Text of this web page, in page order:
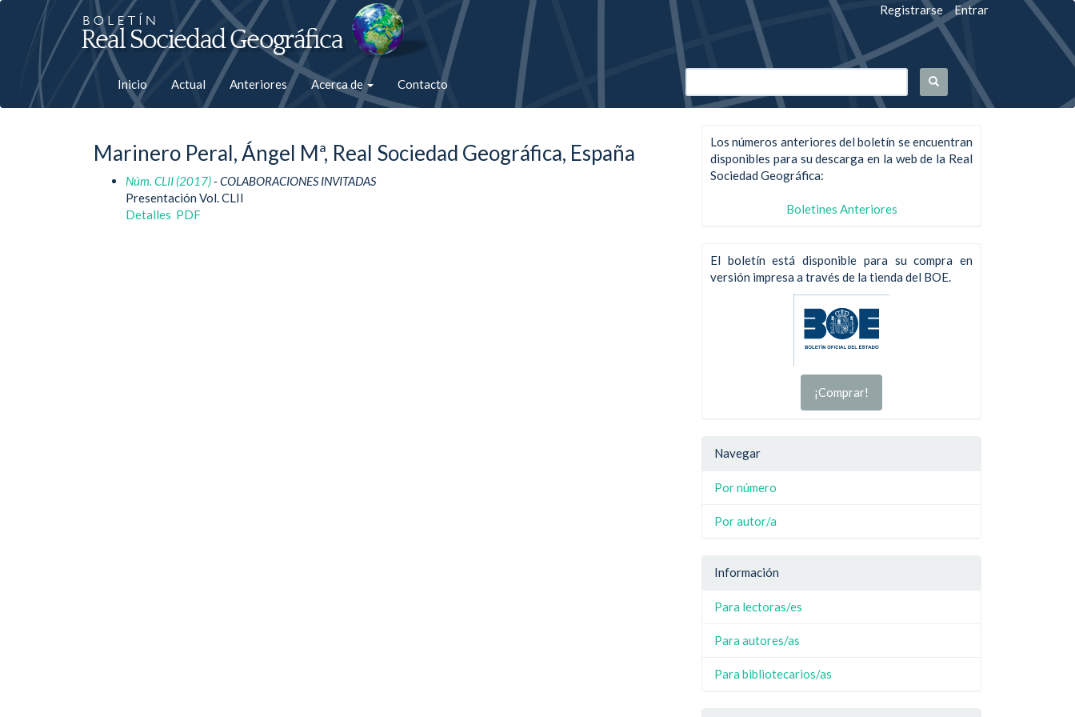
Salto
rápiso
la
Registrarse Entrar
Inicio Actual Anteriores Acerca de Contacto
Marinero Peral, Ángel Mª, Real Sociedad Geográfica, España
Núm. CLII (2017)- COLABORACIONES INVITADAS
Presentación Vol. CLII
Detalles PDF
Los números anteriores del boletín se encuentran
disponibles para su descarga en la web de la Real
Sociedad Geográfica:
Boletines Anteriores
El boletín está disponible para su compra en
versión impresa a través de la tienda del BOE.
¡Comprar!
Navegar
Por número
Por autor/a
Información
Para lectoras/es
Para autores/as
Para bibliotecarios/as